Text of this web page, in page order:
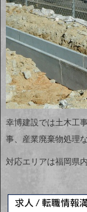
幸博建設では土木工
事、産業廃棄物処理
対応エリアは福岡県内